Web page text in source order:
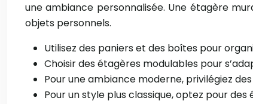
une ambiance personnalisée. Une étagère
objets personnels.
Utilisez des paniers et des boîtes pour
Choisir des étagères modulables pour
Pour une ambiance moderne, privilégiez
Pour un style plus classique, optez pour